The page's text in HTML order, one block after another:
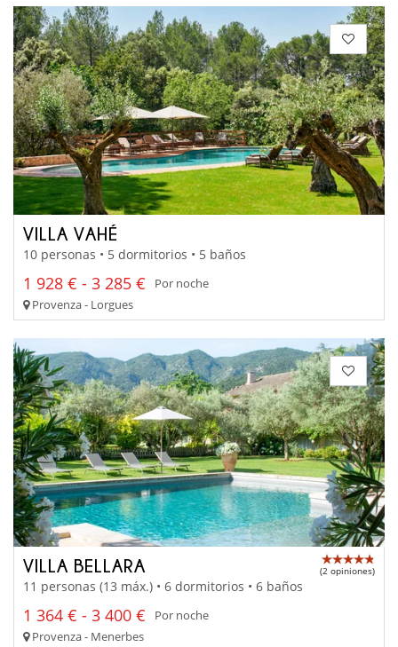
VILLA VAHÉ
10 personas • 5 dormitorios • 5 baños
1 928 € - 3 285 €
Por noche
Provenza - Lorgues
VILLA BELLARA (2 opiniones)
11 personas (13 máx.) • 6 dormitorios • 6 baños
1 364 € - 3 400 €
Por noche
Provenza - Menerbes